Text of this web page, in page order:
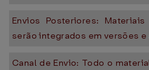
Envios Posteriores:
serão integrados em versões
Canal de Envio: Todo o